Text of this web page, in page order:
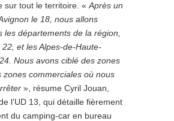
sur tout le territoire. « Après un
le 18, nous allons
les départements de la région,
et les Alpes-de-Haute-
Nous avons ciblé des zones
zones commerciales où nous
», résume Cyril Jouan,
l’UD 13, qui détaille fièrement
du camping-car en bureau